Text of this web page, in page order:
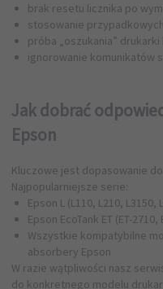
brak resetu licznika po
stosowanie
próba „oszukania”
ignorowanie komunikatów
Jak dobrać
Epson
Kluczowe jest dopasowanie
Najpopularniejsze serie:
Epson L (L110, L210, L3150,
Epson EcoTank ET (ET-2710,
Wszystkie kompatybilne
absorbery Epson
W razie wątpliwości nasz
do konkretnego modelu